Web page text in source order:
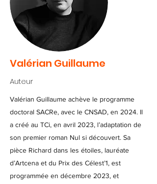
Valérian Guillaume
Auteur
Valérian Guillaume achève le programme
doctoral SACRe, avec le CNSAD, en 2024. Il
a créé au TCi, en avril 2023, l’adaptation de
son premier roman Nul si découvert. Sa
pièce Richard dans les étoiles, lauréate
d’Artcena et du Prix des Célest’1, est
programmée en décembre 2023, et